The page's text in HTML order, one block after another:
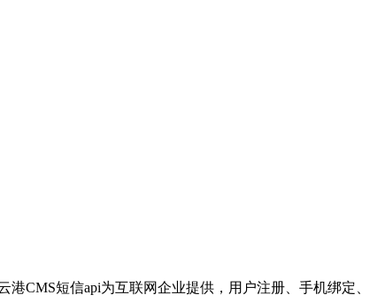
CMS短信api为互联网企业提供，用户注册、手机绑定、